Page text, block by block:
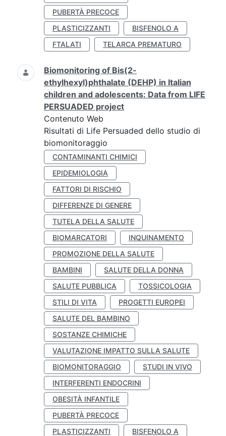
PUBERTÀ PRECOCE
PLASTICIZZANTI
BISFENOLO A
FTALATI
TELARCA PREMATURO
Biomonitoring of Bis(2-
ethylhexyl)phthalate (DEHP) in Italian
children and adolescents: Data from LIFE
PERSUADED project
Contenuto Web
Risultati di Life Persuaded dello studio di
biomonitoraggio
CONTAMINANTI CHIMICI
EPIDEMIOLOGIA
FATTORI DI RISCHIO
DIFFERENZE DI GENERE
TUTELA DELLA SALUTE
BIOMARCATORI
INQUINAMENTO
PROMOZIONE DELLA SALUTE
BAMBINI
SALUTE DELLA DONNA
SALUTE PUBBLICA
TOSSICOLOGIA
STILI DI VITA
PROGETTI EUROPEI
SALUTE DEL BAMBINO
SOSTANZE CHIMICHE
VALUTAZIONE IMPATTO SULLA SALUTE
BIOMONITORAGGIO
STUDI IN VIVO
INTERFERENTI ENDOCRINI
OBESITÀ INFANTILE
PUBERTÀ PRECOCE
PLASTICIZZANTI
BISFENOLO A